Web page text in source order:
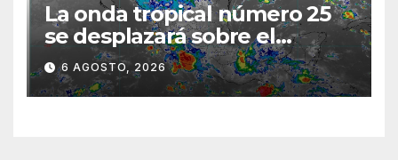
La onda tropical número 25
se desplazará sobre el
sureste mexicano
6 AGOSTO, 2026